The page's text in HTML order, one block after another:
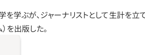
を学ぶが、ジャーナリストとして生計を立
を出版した。